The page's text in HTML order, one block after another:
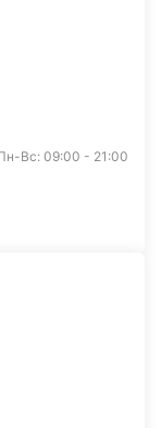
Вс: 09:00 - 21:00